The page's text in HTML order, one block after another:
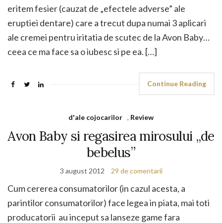
eritem fesier (cauzat de „efectele adverse” ale
eruptiei dentare) care a trecut dupa numai 3 aplicari
ale cremei pentru iritatia de scutec de la Avon Baby…
ceea ce ma face sa o iubesc si pe ea. […]
Continue Reading
d'ale cojocarilor , Review
Avon Baby si regasirea mirosului „de
bebelus”
3 august 2012 29 de comentarii
Cum cererea consumatorilor (in cazul acesta, a
parintilor consumatorilor) face legea in piata, mai toti
producatorii au inceput sa lanseze game fara